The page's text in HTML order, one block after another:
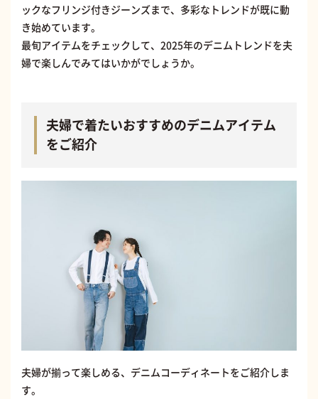
ックなフリンジ付きジーンズまで、多彩なトレンドが既に動
き始めています。
最旬アイテムをチェックして、2025年のデニムトレンドを夫
婦で楽しんでみてはいかがでしょうか。
夫婦で着たいおすすめのデニムアイテム
をご紹介
夫婦が揃って楽しめる、デニムコーディネートをご紹介しま
す。